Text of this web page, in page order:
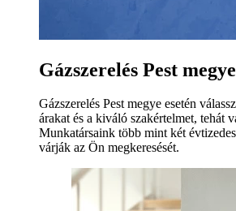
Gázszerelés Pest
Gázszerelés Pest megye esetén
árakat és a kiváló szakértelmet, tehát
Munkatársaink több mint két
várják az Ön megkeresését.